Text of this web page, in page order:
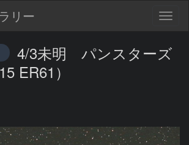
リー
4/3未明 パンスターズ
ER61）